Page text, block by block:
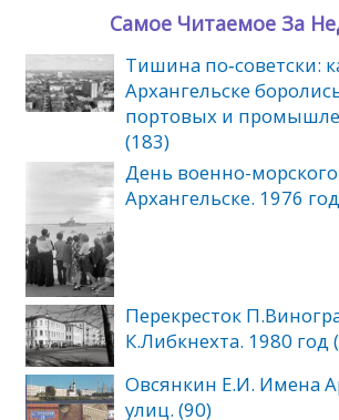
Самое Читаемое За
Тишина по‑советски:
Архангельске
портовых и
(183)
День военно-
Архангельске. 1976
Перекресток
К.Либкнехта. 1980 год
Овсянкин Е.И. Имена
улиц. (90)